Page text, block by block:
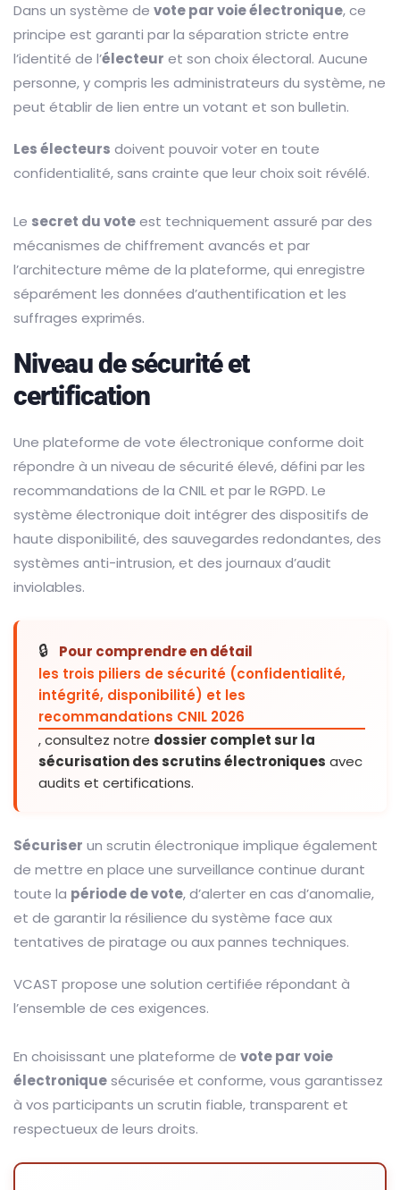
Dans un système de vote par voie électronique, ce
principe est garanti par la séparation stricte entre
l’identité de l’électeur et son choix électoral. Aucune
personne, y compris les administrateurs du système, ne
peut établir de lien entre un votant et son bulletin.
Les électeurs doivent pouvoir voter en toute
confidentialité, sans crainte que leur choix soit révélé.
Le secret du voteest techniquement assuré par des
mécanismes de chiffrement avancés et par
l’architecture même de la plateforme, qui enregistre
séparément les données d’authentification et les
suffrages exprimés.
Niveau de sécurité et
certification
Une plateforme de vote électronique conforme doit
répondre à un niveau de sécurité élevé, défini par les
recommandations de la CNIL et par le RGPD. Le
système électronique doit intégrer des dispositifs de
haute disponibilité, des sauvegardes redondantes, des
systèmes anti-intrusion, et des journaux d’audit
inviolables.
🔒
Pour comprendre en détail
les trois piliers de sécurité (confidentialité,
intégrité, disponibilité) et les
recommandations CNIL 2026
, consultez notre dossier complet sur la
sécurisation des scrutins électroniques avec
audits et certifications.
Sécuriser un scrutin électronique implique également
de mettre en place une surveillance continue durant
toute la période de vote, d’alerter en cas d’anomalie,
et de garantir la résilience du système face aux
tentatives de piratage ou aux pannes techniques.
VCAST propose une solution certifiée répondant à
l’ensemble de ces exigences.
En choisissant une plateforme de vote par voie
électroniquesécurisée et conforme, vous garantissez
à vos participants un scrutin fiable, transparent et
respectueux de leurs droits.